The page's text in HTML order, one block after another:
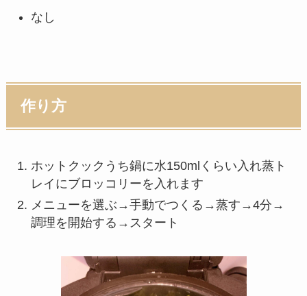
なし
作り方
ホットクックうち鍋に水150mlくらい入れ蒸ト
レイにブロッコリーを入れます
メニューを選ぶ→手動でつくる→蒸す→4分→
調理を開始する→スタート